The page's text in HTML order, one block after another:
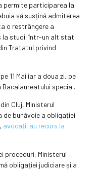
permite participarea la
să susțină admiterea
o restrângere a
la studii într-un alt stat
Tratatul privind
11 Mai iar a doua zi, pe
Bacalaureatului special.
Cluj, Ministerul
bunăvoie a obligației
avocații au recurs la
proceduri, Ministerul
obligației judiciare și a